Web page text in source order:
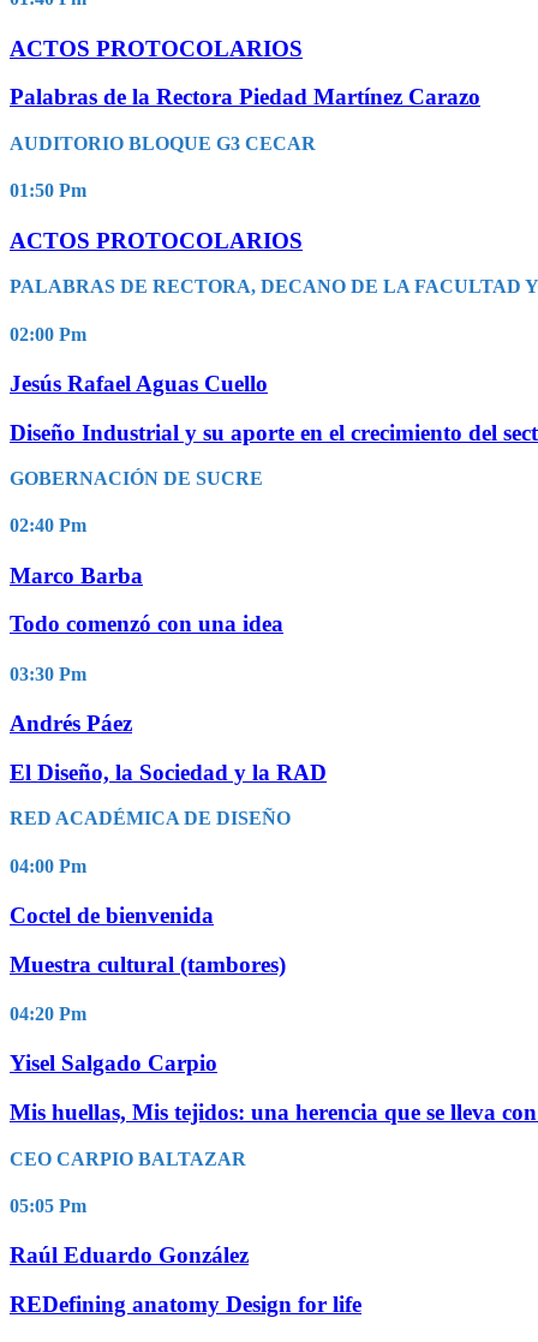
ACTOS PROTOCOLARIOS
Palabras de la Rectora Piedad Martínez Carazo
AUDITORIO BLOQUE G3 CECAR
01:50 Pm
ACTOS PROTOCOLARIOS
PALABRAS DE RECTORA, DECANO DE LA FACULTAD
02:00 Pm
Jesús Rafael Aguas Cuello
Diseño Industrial y su aporte en el crecimiento del
GOBERNACIÓN DE SUCRE
02:40 Pm
Marco Barba
Todo comenzó con una idea
03:30 Pm
Andrés Páez
El Diseño, la Sociedad y la RAD
RED ACADÉMICA DE DISEÑO
04:00 Pm
Coctel de bienvenida
Muestra cultural (tambores)
04:20 Pm
Yisel Salgado Carpio
Mis huellas, Mis tejidos: una herencia que se lleva
CEO CARPIO BALTAZAR
05:05 Pm
Raúl Eduardo González
REDefining anatomy Design for life